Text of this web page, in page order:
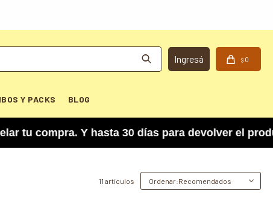
Y PACKS BLOG
$ 0
Y hasta 30 días para devolver el
11 artículos Recomendados